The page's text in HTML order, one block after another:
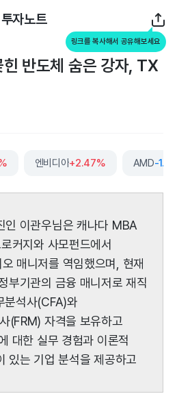
투자노트
링크를 복사해서 공유해보세요
반도체 숨은 강자, TX
엔비디아+2.47% AMD-
인 이관우님은 캐나다 MBA
커지와 사모펀드에서
매니저를 역임했으며, 현재
부기관의 금융 매니저로 재직
분석사(CFA)와
(FRM) 자격을 보유하고
대한 실무 경험과 이론적
있는 기업 분석을 제공하고